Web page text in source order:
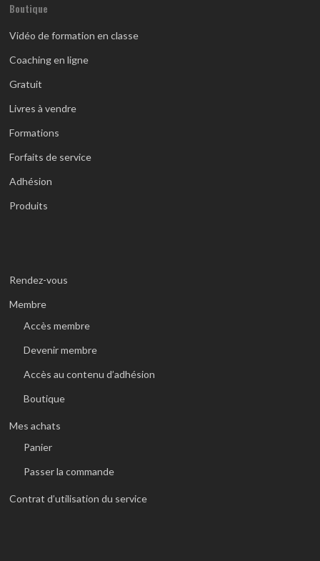
Boutique
Vidéo de formation en classe
Coaching en ligne
Gratuit
Livres à vendre
Formations
Forfaits de service
Adhésion
Produits
Rendez-vous
Membre
Accès membre
Devenir membre
Accès au contenu d’adhésion
Boutique
Mes achats
Panier
Passer la commande
Contrat d’utilisation du service